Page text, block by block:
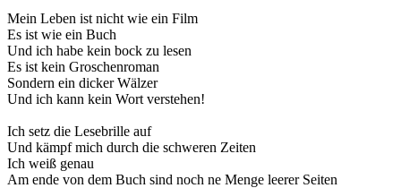
Mein Leben ist nicht wie ein Film
Es ist wie ein Buch
Und ich habe kein bock zu lesen
Es ist kein Groschenroman
Sondern ein dicker Wälzer
Und ich kann kein Wort verstehen!
Ich setz die Lesebrille auf
Und kämpf mich durch die schweren Zeiten
Ich weiß genau
Am ende von dem Buch sind noch ne Menge leerer Seiten